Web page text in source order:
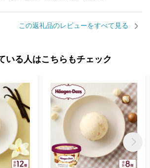
この返礼品のレビューをすべて見る
いる人はこちらもチェック